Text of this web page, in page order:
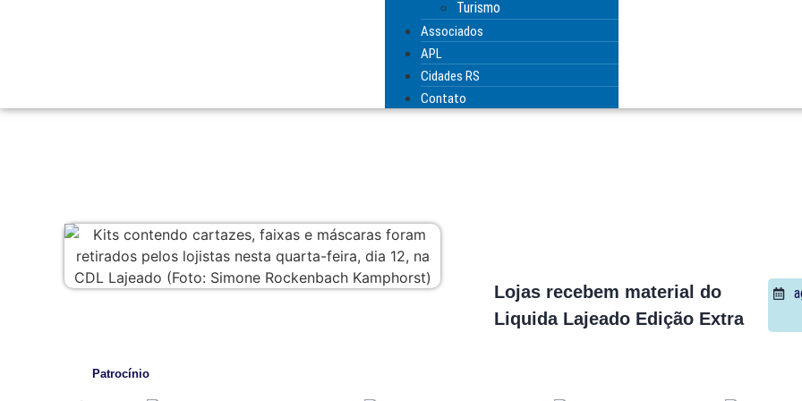
Turismo
Associados
APL
Cidades RS
Contato
Lojas recebem material do
Liquida Lajeado Edição Extra
Patrocínio